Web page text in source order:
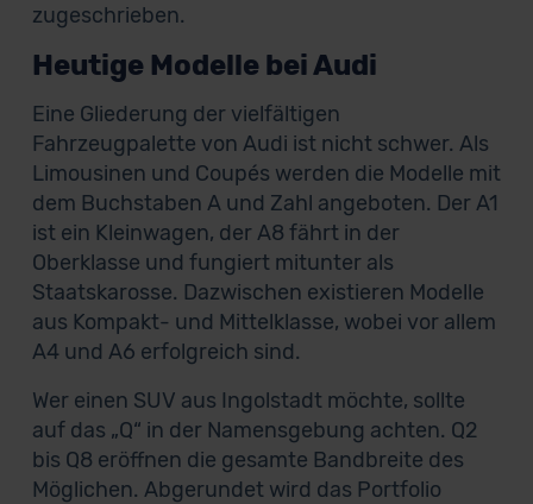
zugeschrieben.
Heutige Modelle bei Audi
Eine Gliederung der vielfältigen
Fahrzeugpalette von Audi ist nicht schwer. Als
Limousinen und Coupés werden die Modelle mit
dem Buchstaben A und Zahl angeboten. Der A1
ist ein Kleinwagen, der A8 fährt in der
Oberklasse und fungiert mitunter als
Staatskarosse. Dazwischen existieren Modelle
aus Kompakt- und Mittelklasse, wobei vor allem
A4 und A6 erfolgreich sind.
Wer einen SUV aus Ingolstadt möchte, sollte
auf das „Q“ in der Namensgebung achten. Q2
bis Q8 eröffnen die gesamte Bandbreite des
Möglichen. Abgerundet wird das Portfolio